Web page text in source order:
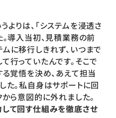
りは、「システムを浸透さ
導入当初、見積業務の前
に移行しきれず、いつまで
行っていたんです。そこで
覚悟を決め、あえて担当
た。私自身はサポートに回
ら意図的に外れました。
て回す仕組みを徹底させ